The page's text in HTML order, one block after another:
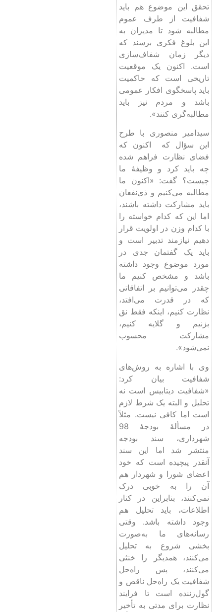
تحقق این موضوع هم باید
شفافیت از طرف عموم
مطالبه شود تا مدیران به
این بلوغ فکری برسند که
دیگر زمان شفاف‌سازی
است. اکنون یک موقعیت
تاریخی است که حاکمیت
باید پاسخگوی افکار عمومی
باشد و مردم نیز باید
مطالبه‌گری کنند».
سیدامیر منصوری با طرح
این سؤال که اکنون که
فضای نظارت فراهم شده
چه باید کرد و وظیفۀ ما
چیست؟ گفت: «اکنون ما
مطالبه می‌کنیم و ذی‌نفعان
باید مشارکت داشته باشند،
اما این که کدام خواسته را
با کدام وزن در اولویت قرار
دهیم نیازمند تدبیر است و
باید یک گفتمان جدی در
مورد موضوع وجود داشته
باشد و مشخص کنیم ما
چقدر می‌توانیم بر اتفاقاتی
که در قدرت می‌افتد،
نظارت کنیم، اینکه فقط نق
بزنیم و گلایه کنیم،
مشارکت محسوب
نمی‌شود».
وی با اشاره به روش‌های
شفافیت بیان کرد:
«شفافیت دیتابیس است نه
تحلیل و البته یک شرط لازم
است اما کافی نیست. مثلاً
در مسألۀ بودجۀ 98
شهرداری، سند بودجه
منتشر شد اما این سند
آنقدر پیچیده است که خود
اعضای شورا و شهردار هم
آن را به خوبی درک
نمی‌کنند، بنابراین در کنار
اطلاعات، باید تحلیل هم
وجود داشته باشد. وقتی
رسانه‌های ما به‌صورت
بخشی شروع به تحلیل
می‌کنند، همدیگر را خنثی
می‌کنند، پس راه‌حل
شفافیت یک راه‌حل ناقص و
گول‌زننده است تا فرایند
نظارت برای مدتی به تأخیر